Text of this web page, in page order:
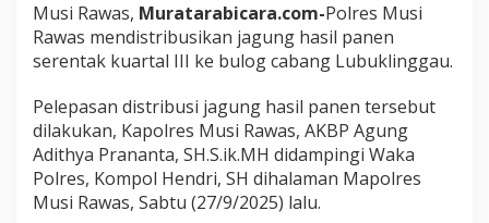
n
e
n
g
u
n
g
S
e
Musi Rawas, Muratarabicara.com-Polres Musi
Rawas mendistribusikan jagung hasil panen
serentak kuartal III ke bulog cabang Lubuklinggau.
Pelepasan distribusi jagung hasil panen tersebut
dilakukan, Kapolres Musi Rawas, AKBP Agung
Adithya Prananta, SH.S.ik.MH didampingi Waka
Polres, Kompol Hendri, SH dihalaman Mapolres
Musi Rawas, Sabtu (27/9/2025) lalu.